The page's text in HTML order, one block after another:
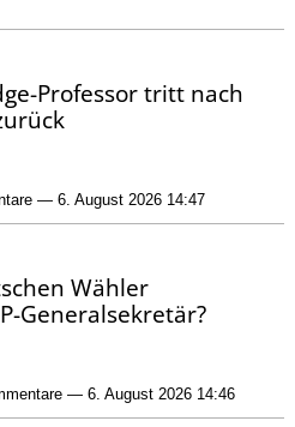
Professor tritt nach
— 6. August 2026 14:47
Wähler
Generalsekretär?
— 6. August 2026 14:46